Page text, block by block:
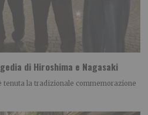
di Hiroshima e Nagasaki
tenuta la tradizionale commemorazione